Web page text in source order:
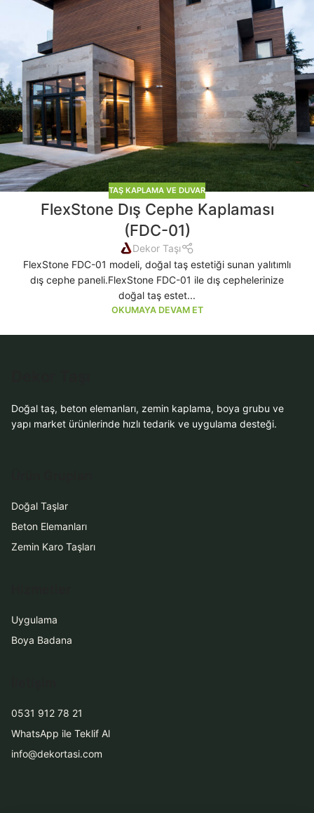
TAŞ KAPLAMA VE DUVAR
FlexStone Dış Cephe Kaplaması
(FDC-01)
Dekor Taşı
FlexStone FDC-01 modeli, doğal taş estetiği sunan yalıtımlı
dış cephe paneli.FlexStone FDC-01 ile dış cephelerinize
doğal taş estet...
OKUMAYA DEVAM ET
Doğal taş, beton elemanları, zemin kaplama, boya grubu ve
yapı market ürünlerinde hızlı tedarik ve uygulama desteği.
Doğal Taşlar
Beton Elemanları
Zemin Karo Taşları
Uygulama
Boya Badana
0531 912 78 21
WhatsApp ile Teklif Al
info@dekortasi.com